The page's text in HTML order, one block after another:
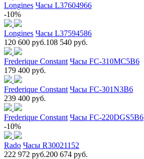
Longines Часы L37604966
-10%
Longines Часы L37594586
120 600 руб.108 540 руб.
Frederique Constant Часы FC-310MC5B6
179 400 руб.
Frederique Constant Часы FC-301N3B6
239 400 руб.
Frederique Constant Часы FC-220DGS5B6
-10%
Rado Часы R30021152
222 972 руб.200 674 руб.